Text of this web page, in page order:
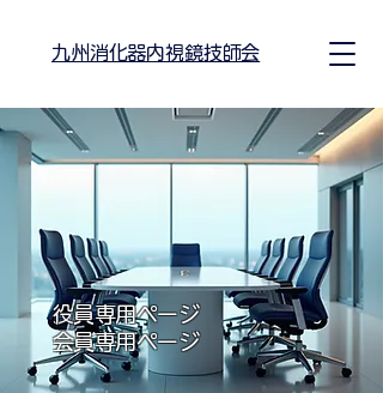
九州消化器内視鏡技師会
役員専用ページ
会員専用ページ